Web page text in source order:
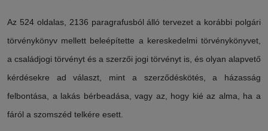
Az 524 oldalas, 2136 paragrafusból álló tervezet a korábbi polgári
törvénykönyv mellett beleépítette a kereskedelmi törvénykönyvet,
a családjogi törvényt és a szerzői jogi törvényt is, és olyan alapvető
kérdésekre ad választ, mint a szerződéskötés, a házasság
felbontása, a lakás bérbeadása, vagy az, hogy kié az alma, ha a
fáról a szomszéd telkére esett.